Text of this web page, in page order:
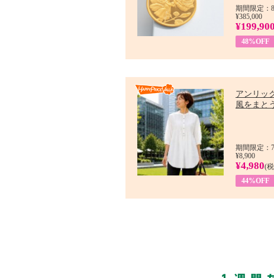
期間限定：
¥385,000
¥199,900
48%OFF
アンリ
風をまと
期間限定：
¥8,900
¥4,980(
44%OFF